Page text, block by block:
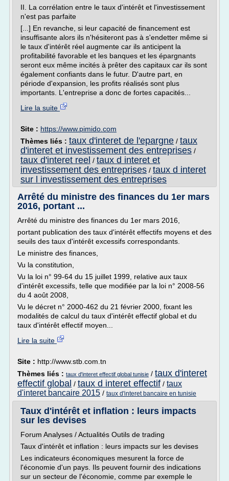
II. La corrélation entre le taux d'intérêt et l'investissement
n'est pas parfaite
[...] En revanche, si leur capacité de financement est
insuffisante alors ils n'hésiteront pas à s'endetter même si
le taux d'intérêt réel augmente car ils anticipent la
profitabilité favorable et les banques et les épargnants
seront eux même incités à prêter des capitaux car ils sont
également confiants dans le futur. D'autre part, en
période d'expansion, les profits réalisés sont plus
importants. L'entreprise a donc de fortes capacités...
Lire la suite
Site : https://www.pimido.com
Thèmes liés : taux d'interet de l'epargne / taux
d'interet et investissement des entreprises /
taux d'interet reel / taux d interet et
investissement des entreprises / taux d interet
sur l investissement des entreprises
Arrêté du ministre des finances du 1er mars
2016, portant ...
Arrêté du ministre des finances du 1er mars 2016,
portant publication des taux d'intérêt effectifs moyens et des
seuils des taux d'intérêt excessifs correspondants.
Le ministre des finances,
Vu la constitution,
Vu la loi n° 99-64 du 15 juillet 1999, relative aux taux
d'intérêt excessifs, telle que modifiée par la loi n° 2008-56
du 4 août 2008,
Vu le décret n° 2000-462 du 21 février 2000, fixant les
modalités de calcul du taux d'intérêt effectif global et du
taux d'intérêt effectif moyen...
Lire la suite
Site : http://www.stb.com.tn
Thèmes liés : taux d'interet effectif global tunisie / taux d'interet
effectif global / taux d interet effectif / taux
d'interet bancaire 2015 / taux d'interet bancaire en tunisie
Taux d'intérêt et inflation : leurs impacts
sur les devises
Forum Analyses / Actualités Outils de trading
Taux d'intérêt et inflation : leurs impacts sur les devises
Les indicateurs économiques mesurent la force de
l'économie d'un pays. Ils peuvent fournir des indications
sur un secteur de l'économie, comme par exemple le